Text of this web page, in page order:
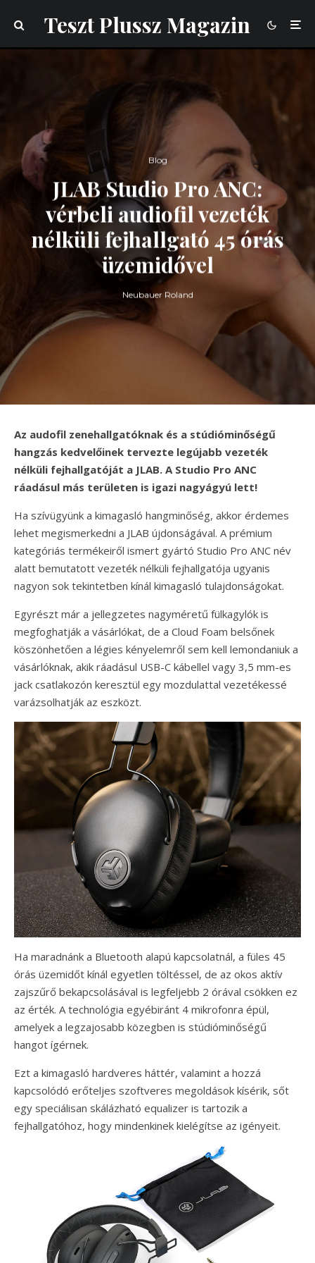
Teszt Plussz Magazin
Blog
JLAB Studio Pro ANC:
vérbeli audiofil vezeték
nélküli fejhallgató 45 órás
üzemidővel
Neubauer Roland
Az audofil zenehallgatóknak és a stúdióminőségű
hangzás kedvelőinek tervezte legújabb vezeték
nélküli fejhallgatóját a JLAB. A Studio Pro ANC
ráadásul más területen is igazi nagyágyú lett!
Ha szívügyünk a kimagasló hangminőség, akkor érdemes
lehet megismerkedni a JLAB újdonságával. A prémium
kategóriás termékeiről ismert gyártó Studio Pro ANC név
alatt bemutatott vezeték nélküli fejhallgatója ugyanis
nagyon sok tekintetben kínál kimagasló tulajdonságokat.
Egyrészt már a jellegzetes nagyméretű fülkagylók is
megfoghatják a vásárlókat, de a Cloud Foam belsőnek
köszönhetően a légies kényelemről sem kell lemondaniuk a
vásárlóknak, akik ráadásul USB-C kábellel vagy 3,5 mm-es
jack csatlakozón keresztül egy mozdulattal vezetékessé
varázsolhatják az eszközt.
Ha maradnánk a Bluetooth alapú kapcsolatnál, a füles 45
órás üzemidőt kínál egyetlen töltéssel, de az okos aktív
zajszűrő bekapcsolásával is legfeljebb 2 órával csökken ez
az érték. A technológia egyébiránt 4 mikrofonra épül,
amelyek a legzajosabb közegben is stúdióminőségű
hangot ígérnek.
Ezt a kimagasló hardveres háttér, valamint a hozzá
kapcsolódó erőteljes szoftveres megoldások kísérik, sőt
egy speciálisan skálázható equalizer is tartozik a
fejhallgatóhoz, hogy mindenkinek kielégítse az igényeit.